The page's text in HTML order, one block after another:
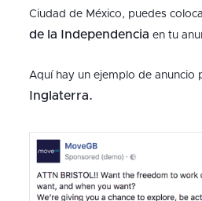
Ciudad de México, puedes
de la Independencia en tu
Aquí hay un ejemplo de anuncio
Inglaterra.